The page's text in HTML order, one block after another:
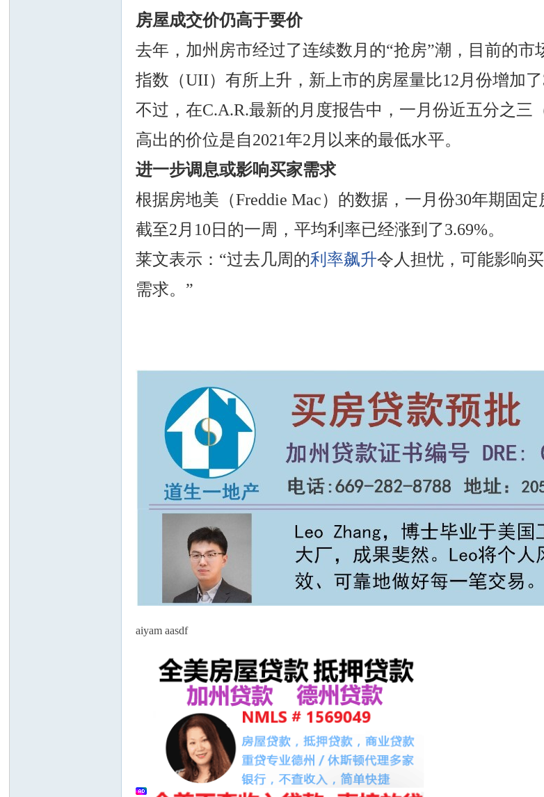
房屋成交价仍高于要价
去年，加州房市经过了连续数月的“抢房”潮，目前的
指数（UII）有所上升，新上市的房屋量比12月份增加了
不过，在C.A.R.最新的月度报告中，一月份近五分之
高出的价位是自2021年2月以来的最低水平。
进一步调息或影响买家需求
根据房地美（Freddie Mac）的数据，一月份30年期固
截至2月10日的一周，平均利率已经涨到了3.69%。
莱文表示：“过去几周的利率飙升令人担忧，可能影响
需求。”
aiyam aasdf